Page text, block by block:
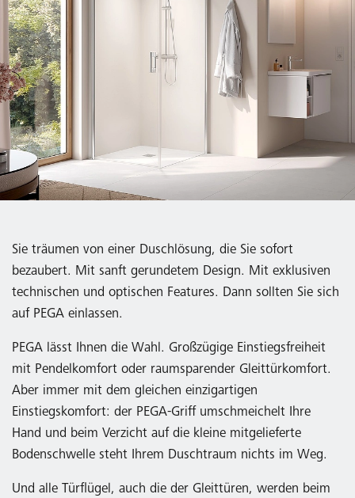
Sie träumen von einer Duschlösung, die Sie sofort
bezaubert. Mit sanft gerundetem Design. Mit exklusiven
technischen und optischen Features. Dann sollten Sie sich
auf PEGA einlassen.
PEGA lässt Ihnen die Wahl. Großzügige Einstiegsfreiheit
mit Pendelkomfort oder raumsparender Gleittürkomfort.
Aber immer mit dem gleichen einzigartigen
Einstiegskomfort: der PEGA-Griff umschmeichelt Ihre
Hand und beim Verzicht auf die kleine mitgelieferte
Bodenschwelle steht Ihrem Duschtraum nichts im Weg.
Und alle Türflügel, auch die der Gleittüren, werden beim